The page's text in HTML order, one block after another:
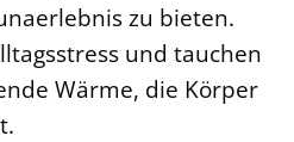
zu bieten.
und tauchen
Wärme, die Körper